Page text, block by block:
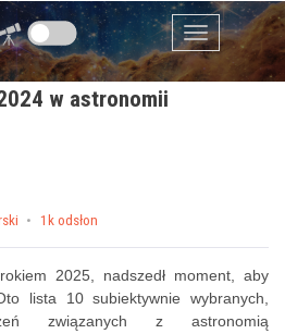
Menu
w astronomii
1k odsłon
2025, nadszedł moment, aby
lista 10 subiektywnie wybranych,
związanych z astronomią